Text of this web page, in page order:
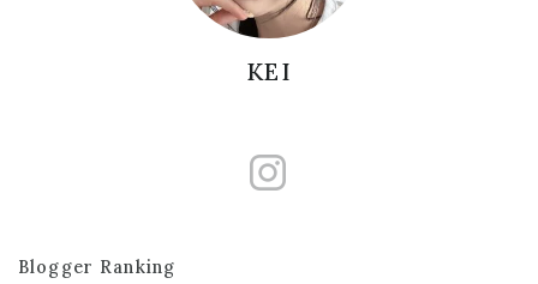
KEI
Blogger Ranking